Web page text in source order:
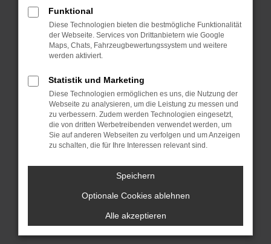
haben den Vorteil, dass es sich um echte
Gebrauchtwagen handelt, wenngleich
meist nur wenige Kilometer auf dem
Tacho stehen. Gefahren wurden die
zum Zweck der Präsentation und um die
vielen Vorteile dieses Herstellers zu
zeigen. Nach einer bestimmten Zeit
werden die BMW Vorführwagen dann
ausgewechselt und gelangen zu enorm
den Verkauf. Natürlich liefern wir jeden
BMW Vorführwagen direkt zu dir nach
Freiburg. Schnell und reibungslos.
Funktional
Diese Technologien bieten die bestmögliche Funktionalität
der Webseite. Services von Drittanbietern wie Google
Maps, Chats, Fahrzeugbewertungssystem und weitere
werden aktiviert.
Statistik und Marketing
Diese Technologien ermöglichen es uns, die Nutzung der
Webseite zu analysieren, um die Leistung zu messen und
zu verbessern. Zudem werden Technologien eingesetzt,
die von dritten Werbetreibenden verwendet werden, um
Sie auf anderen Webseiten zu verfolgen und um Anzeigen
zu schalten, die für Ihre Interessen relevant sind.
Speichern
Optionale Cookies ablehnen
Alle akzeptieren